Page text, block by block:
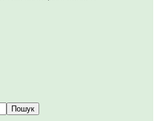
Пошук